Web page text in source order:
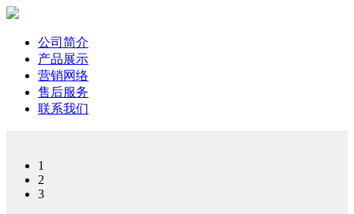
公司简介
产品展示
营销网络
售后服务
联系我们
1
2
3